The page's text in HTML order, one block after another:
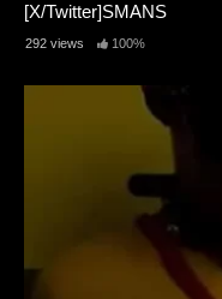
[X/Twitter]SMANS
292 views 100%